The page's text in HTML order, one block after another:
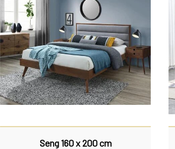
Seng 160 x 200 cm